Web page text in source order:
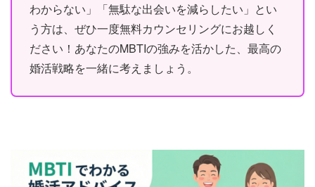
わからない」「無駄な出会いを減らしたい」とい
う方は、ぜひ一度無料カウンセリングにお越しく
ださい！あなたのMBTIの強みを活かした、最高の
婚活戦略を一緒に考えましょう。